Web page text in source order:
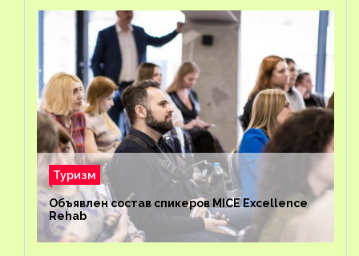
Туризм
Объявлен состав спикеров MICE Excellence
Rehab